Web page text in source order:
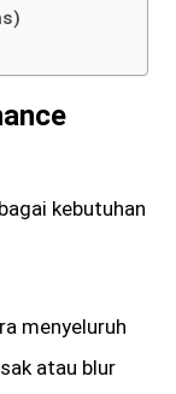
kebutuhan
menyeluruh
atau blur